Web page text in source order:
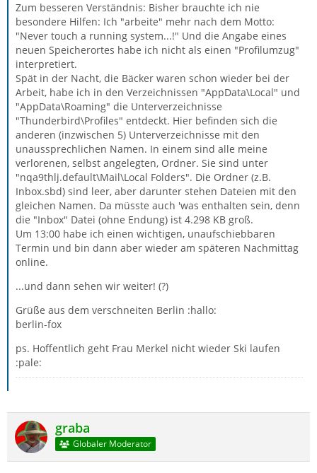
Zum besseren Verständnis: Bisher brauchte ich nie
besondere Hilfen: Ich "arbeite" mehr nach dem Motto:
"Never touch a running system...!" Und die Angabe eines
neuen Speicherortes habe ich nicht als einen "Profilumzug"
interpretiert.
Spät in der Nacht, die Bäcker waren schon wieder bei der
Arbeit, habe ich in den Verzeichnissen "AppData\Local" und
"AppData\Roaming" die Unterverzeichnisse
"Thunderbird\Profiles" entdeckt. Hier befinden sich die
anderen (inzwischen 5) Unterverzeichnisse mit den
unaussprechlichen Namen. In einem sind alle meine
verlorenen, selbst angelegten, Ordner. Sie sind unter
"nqa9thlj.default\Mail\Local Folders". Die Ordner (z.B.
Inbox.sbd) sind leer, aber darunter stehen Dateien mit den
gleichen Namen. Da müsste auch 'was enthalten sein, denn
die "Inbox" Datei (ohne Endung) ist 4.298 KB groß.
Um 13:00 habe ich einen wichtigen, unaufschiebbaren
Termin und bin dann aber wieder am späteren Nachmittag
online.
...und dann sehen wir weiter! (?)
Grüße aus dem verschneiten Berlin :hallo:
berlin-fox
ps. Hoffentlich geht Frau Merkel nicht wieder Ski laufen
:pale:
graba
Globaler Moderator